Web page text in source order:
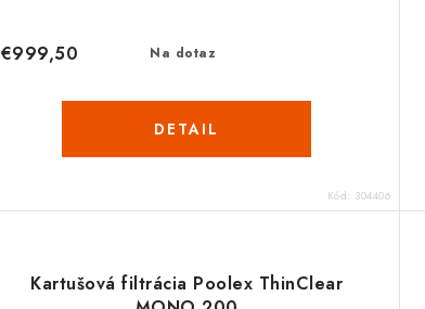
Na dotaz
€999,50
DETAIL
Kód: 304406
Kartušová filtrácia Poolex ThinClear